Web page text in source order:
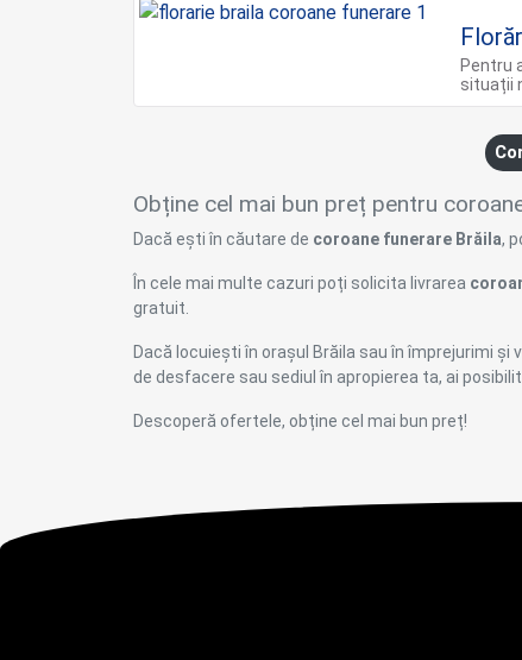
Pentru
situații
Obține cel mai bun preț pentru
Dacă ești în căutare de coroane funerare Brăila,
În cele mai multe cazuri poți solicita livrarea
gratuit.
Dacă locuiești în orașul Brăila sau în împrejurimi
de desfacere sau sediul în apropierea ta, ai
Descoperă ofertele, obține cel mai bun preț!